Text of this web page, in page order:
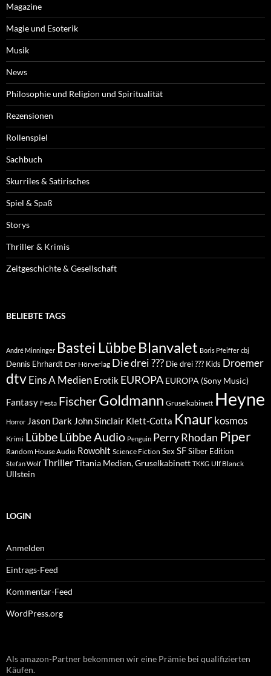
Magazine
Magie und Esoterik
Musik
News
Philosophie und Religion und Spiritualität
Rezensionen
Rollenspiel
Sachbuch
Skurriles & Satirisches
Spiel & Spaß
Storys
Thriller & Krimis
Zeitgeschichte & Gesellschaft
BELIEBTE TAGS
André Minninger Bastei Lübbe Blanvalet Boris Pfeiffer cbj
Dennis Ehrhardt Der Hörverlag Die drei ??? Die drei ??? Kids Droemer
dtvEins A Medien Erotik EUROPA EUROPA (Sony Music)
Fantasy Festa FischerGoldmann Gruselkabinett Heyne
Horror Jason Dark John Sinclair Klett-Cotta Knaur kosmos
Krimi LübbeLübbe Audio Penguin Perry Rhodan Piper
Random House Audio Rowohlt Science Fiction Sex SFSilber Edition
Stefan Wolf ThrillerTitania Medien, Gruselkabinett TKKG Ulf Blanck
Ullstein
LOGIN
Anmelden
Eintrags-Feed
Kommentar-Feed
WordPress.org
Als amazon-Partner bekommen wir eine Prämie bei qualifizierten
Käufen.